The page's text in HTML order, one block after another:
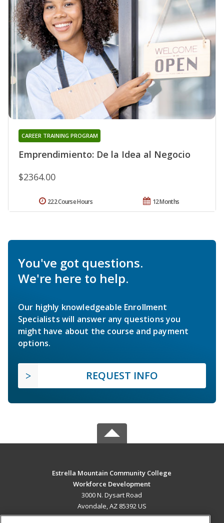
Emprendimiento: De la Idea al Negocio
CAREER TRAINING PROGRAM
$2364.00
12 Months
222 Course Hours
You've got questions.
We're here to help.
Our highly knowledgeable Enrollment
Specialists will answer any questions you
might have about the course and payment
options.
REQUEST INFO
Estrella Mountain Community College
Workforce Development
3000 N. Dysart Road
Avondale, AZ 85392 US